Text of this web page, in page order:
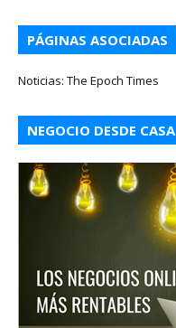
PÁGINAS ASOCIADAS
Noticias: The Epoch Times
NEGOCIO DESDE CASA